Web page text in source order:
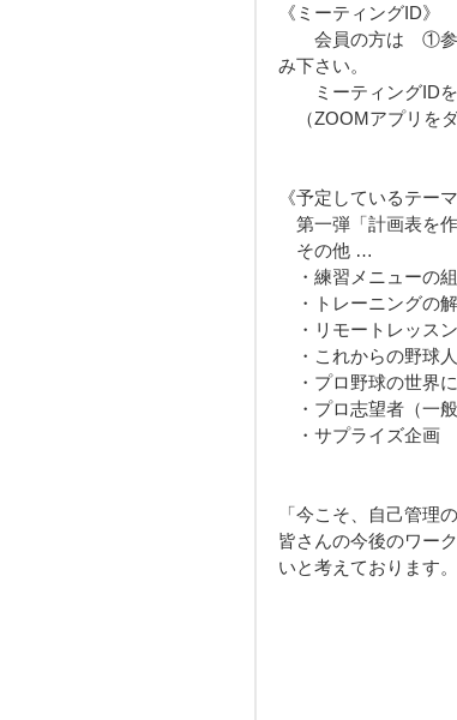
《ミーティングID》
会員の方は　①参
み下さい。
ミーティングIDを
（ZOOMアプリを
《予定しているテーマ
第一弾「計画表を作
その他 …
・練習メニューの
・トレーニングの
・リモートレッスン
・これからの野球
・プロ野球の世界
・プロ志望者（一
・サプライズ企画
「今こそ、自己管理
皆さんの今後のワー
いと考えております